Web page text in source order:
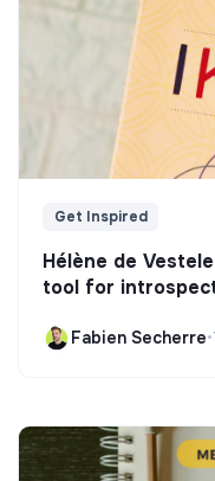
Get Inspired
Hélène de
tool for
Fabien Secherre•